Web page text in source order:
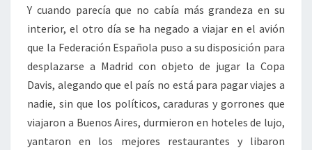
Y cuando parecía que no cabía más grandeza en su
interior, el otro día se ha negado a viajar en el avión
que la Federación Española puso a su disposición para
desplazarse a Madrid con objeto de jugar la Copa
Davis, alegando que el país no está para pagar viajes a
nadie, sin que los políticos, caraduras y gorrones que
viajaron a Buenos Aires, durmieron en hoteles de lujo,
yantaron en los mejores restaurantes y libaron